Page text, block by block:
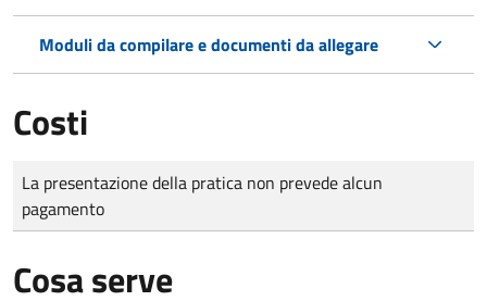
Moduli da compilare e documenti da allegare
Costi
Tipo di pagamento
Importo
La presentazione della pratica non prevede alcun
pagamento
Cosa serve